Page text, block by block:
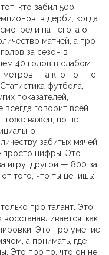
кто забил 500
в дерби, когда
на него, а он
матчей, а про
за сезон в
40 голов в слабом
метров — а кто-то — с
Статистика футбола
показателей,
всегда говорит всей
тоже важен, но не
забитых мячей
просто цифры. Это
игру, другой — 800 за
того, что ты ценишь:
про талант. Это
как
Это про умение
а понимать, где
Это про то, что он не